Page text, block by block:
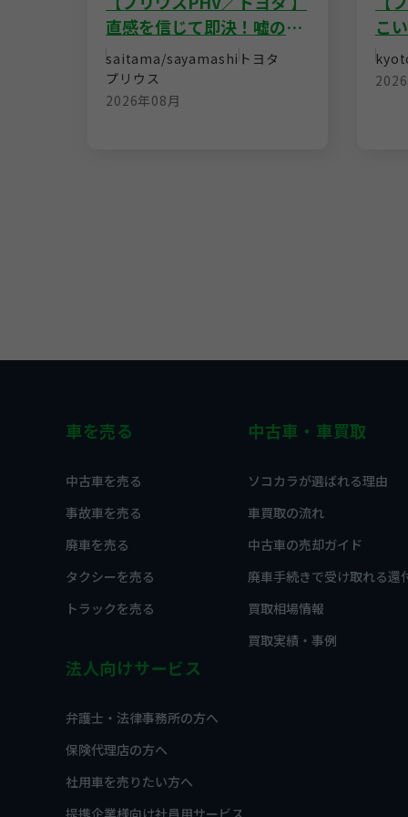
直感を信じて即決！嘘のな
い説明が信頼できた
saitama/sayamashi トヨタ
プリウス
2026年08月
こ
寧
安
車を売る
中古車を売る
事故車を売る
廃車を売る
タクシーを売る
トラックを売る
中古車・車買取
ソコカラが選ばれる理由
車買取の流れ
中古車の売却ガイド
廃車手続きで受け取れる還
買取相場情報
買取実績・事例
法人向けサービス
弁護士・法律事務所の方へ
保険代理店の方へ
社用車を売りたい方へ
提携企業様向け社員用サービス